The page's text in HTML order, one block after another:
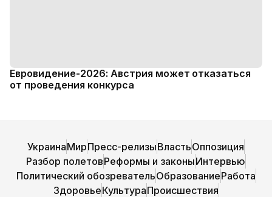
Евровидение-2026: Австрия может отказаться
от проведения конкурса
УкраинаМирПресс-релизыВластьОппозиция
Разбор полетовРеформы и законыИнтервью
Политический обозревательОбразованиеРабота
ЗдоровьеКультураПроисшествия